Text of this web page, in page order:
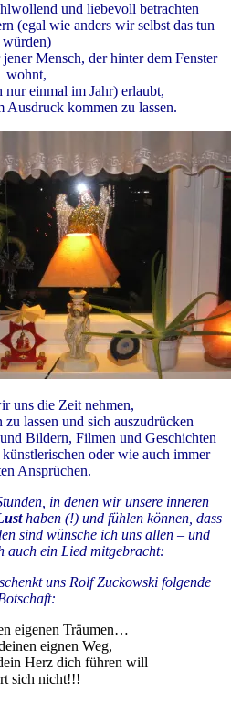
und liebevoll betrachten
(egal wie anders wir selbst das tun
würden)
Mensch, der hinter dem Fenster
wohnt,
einmal im Jahr) erlaubt,
Ausdruck kommen zu lassen.
uns die Zeit nehmen,
lassen und sich auszudrücken
Bildern, Filmen und Geschichten
oder wie auch immer
Ansprüchen.
in denen wir unsere inneren
haben (!) und fühlen können, dass
sind wünsche ich uns allen – und
auch ein Lied mitgebracht:
uns Rolf Zuckowski folgende
eigenen Träumen…
eignen Weg,
Herz dich führen will
sich nicht!!!